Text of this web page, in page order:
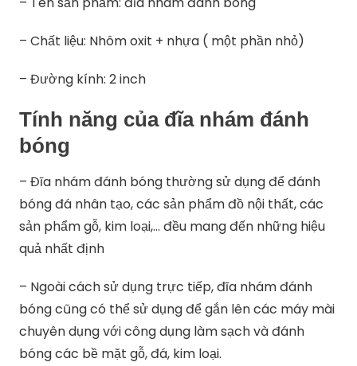
– Chất liệu: Nhôm oxit + nhựa ( một phần nhỏ)
– Đường kính: 2 inch
Tính năng của đĩa nhám đánh
bóng
– Đĩa nhám đánh bóng thường sử dụng để đánh
bóng đá nhân tạo, các sản phẩm đồ nội thất, các
sản phẩm gỗ, kim loại,… đều mang đến những hiệu
quả nhất định
– Ngoài cách sử dụng trực tiếp, đĩa nhám đánh
bóng cũng có thể sử dụng để gắn lên các máy mài
chuyên dụng với công dụng làm sạch và đánh
bóng các bề mặt gỗ, đá, kim loại.